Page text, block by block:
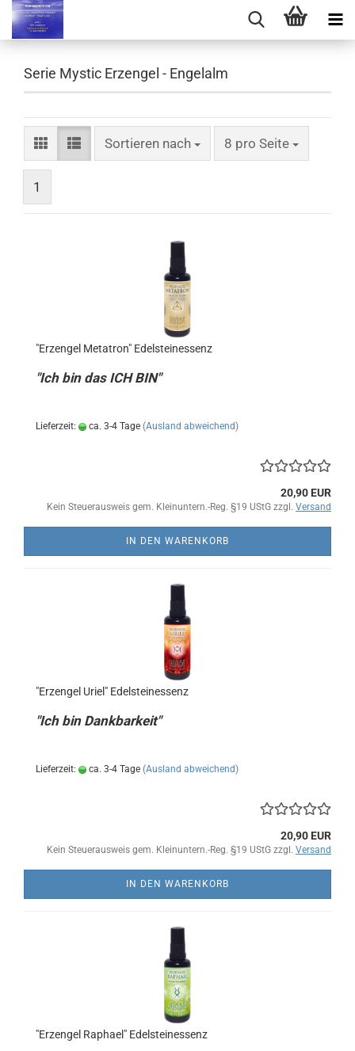
Serie Mystic Erzengel - Engelalm
Sortieren nach
Sortieren nach 8 pro Seite
pro Seite
1
"Erzengel Metatron" Edelsteinessenz
"Ich bin das ICH BIN"
Lieferzeit: ca. 3-4 Tage (Ausland abweichend)
20,90 EUR
Kein Steuerausweis gem. Kleinuntern.-Reg. §19 UStG zzgl. Versand
IN DEN WARENKORB
"Erzengel Uriel" Edelsteinessenz
"Ich bin Dankbarkeit"
Lieferzeit: ca. 3-4 Tage (Ausland abweichend)
20,90 EUR
Kein Steuerausweis gem. Kleinuntern.-Reg. §19 UStG zzgl. Versand
IN DEN WARENKORB
"Erzengel Raphael" Edelsteinessenz